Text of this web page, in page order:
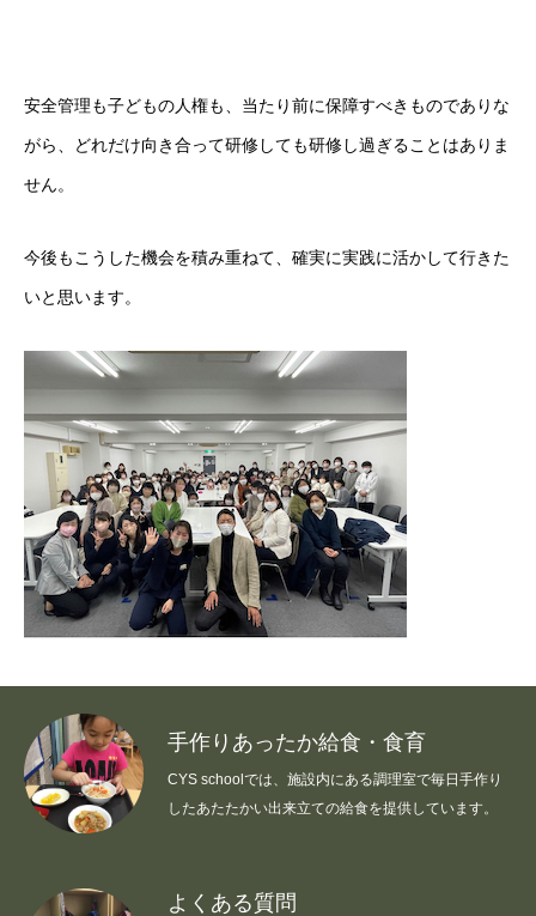
安全管理も子どもの人権も、当たり前に保障すべきものでありな
がら、どれだけ向き合って研修しても研修し過ぎることはありま
せん。
今後もこうした機会を積み重ねて、確実に実践に活かして行きた
いと思います。
手作りあったか給食・食育
CYS schoolでは、施設内にある調理室で毎日手作り
したあたたかい出来立ての給食を提供しています。
よくある質問